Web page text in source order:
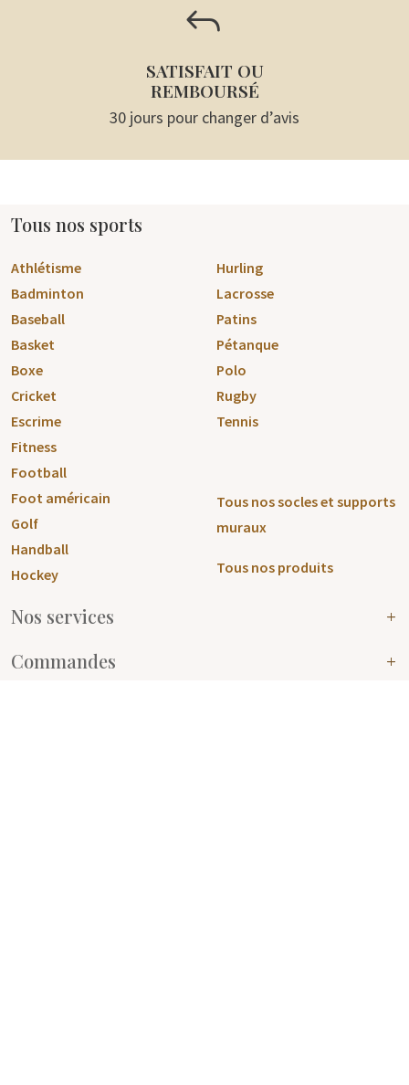
J
SATISFAIT OU
REMBOURSÉ
30 jours pour changer d’avis
Tous nos sports
Athlétisme
Badminton
Baseball
Basket
Boxe
Cricket
Escrime
Fitness
Football
Foot américain
Golf
Handball
Hockey
Hurling
Lacrosse
Patins
Pétanque
Polo
Rugby
Tennis
Tous nos socles et supports
muraux
Tous nos produits
Nos services
Commandes